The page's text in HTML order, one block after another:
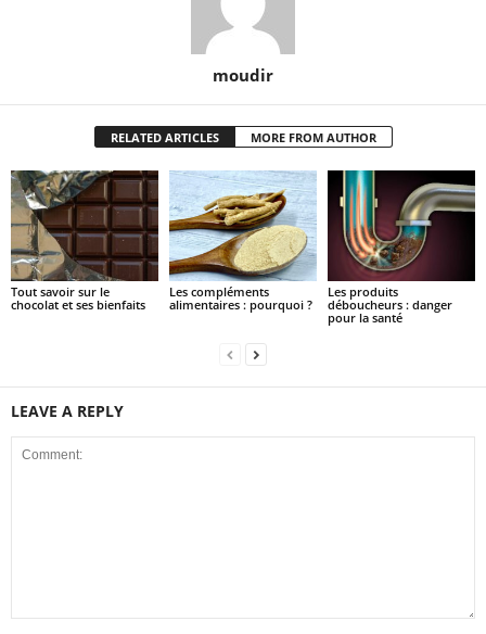
moudir
RELATED ARTICLES MORE FROM AUTHOR
Tout savoir sur le
chocolat et ses bienfaits
Les compléments
alimentaires : pourquoi ?
Les produits
déboucheurs : danger
pour la santé
LEAVE A REPLY